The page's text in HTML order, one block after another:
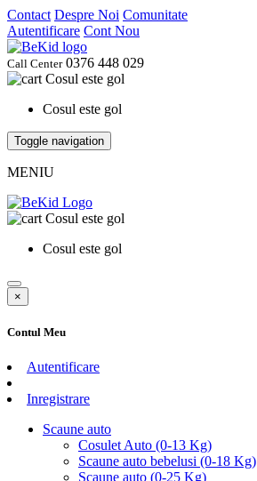
Contact Despre Noi Comunitate
Autentificare Cont Nou
Call Center0376 448 029
Cosul este gol
Cosul este gol
Toggle navigation
MENIU
Cosul este gol
Cosul este gol
×
Contul Meu
Autentificare
Inregistrare
Scaune auto
Cosulet Auto (0-13 Kg)
Scaune auto bebelusi (0-18 Kg)
Scaune auto (0-25 Kg)